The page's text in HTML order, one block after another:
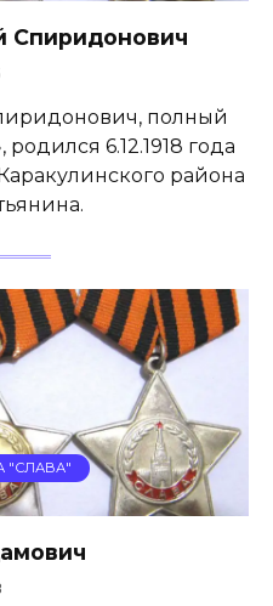
полный
6.12.1918 года
района
"СЛАВА"